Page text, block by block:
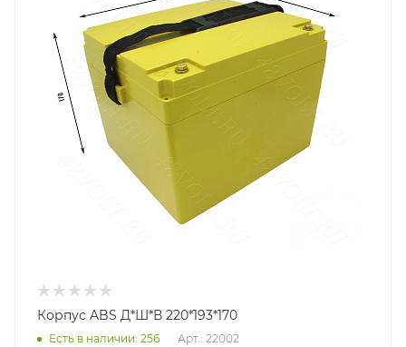
Корпус ABS Д*Ш*В 220*193*170
Есть в наличии: 256 Арт.: 22002